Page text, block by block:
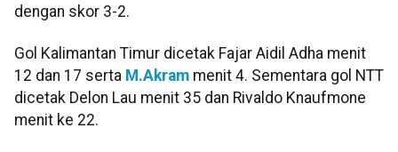
dengan skor 3-2.
Gol Kalimantan Timur dicetak Fajar Aidil Adha menit
12 dan 17 serta M.Akram menit 4. Sementara gol NTT
dicetak Delon Lau menit 35 dan Rivaldo Knaufmone
menit ke 22.